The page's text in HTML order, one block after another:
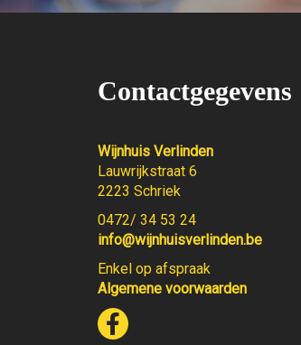
Contactgegevens
Wijnhuis Verlinden
Lauwrijkstraat 6
2223 Schriek
0472/ 34 53 24
info@wijnhuisverlinden.be
Enkel op afspraak
Algemene voorwaarden